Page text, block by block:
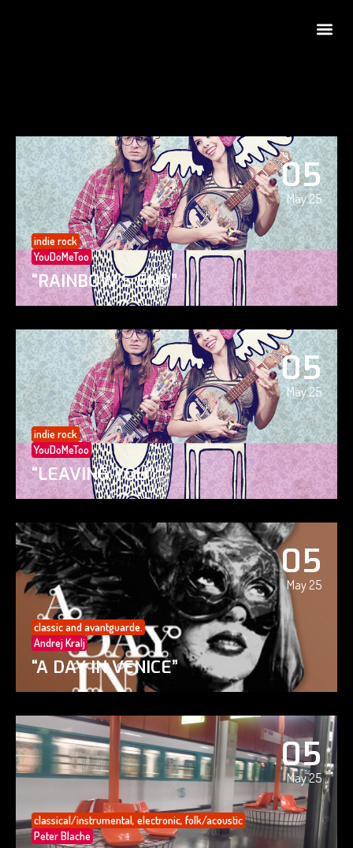
05
May 25
indie rock
YouDoMeToo
“RAINBOW’S END”
05
May 25
indie rock
YouDoMeToo
“LEAVING YOU”
05
May 25
classic and avantguarde.
Andrej Kralj
“A DAY IN VENICE”
05
May 25
classical/instrumental, electronic, folk/acoustic
Peter Blache